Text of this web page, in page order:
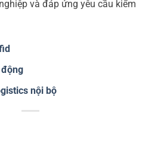
và đáp ứng yêu cầu kiểm
nội bộ